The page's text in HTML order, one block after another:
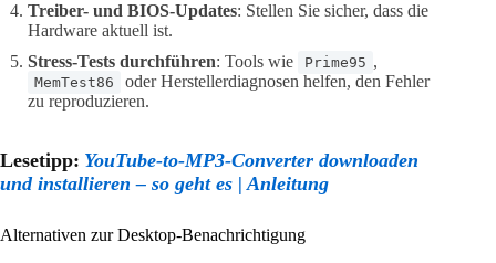
Treiber- und BIOS-Updates: Stellen Sie sicher, dass die
Hardware aktuell ist.
Stress-Tests durchführen: Tools wie Prime95 ,
MemTest86
oder Herstellerdiagnosen helfen, den Fehler
zu reproduzieren.
Lesetipp: YouTube-to-MP3-Converter downloaden
und installieren – so geht es | Anleitung
Alternativen zur Desktop-Benachrichtigung